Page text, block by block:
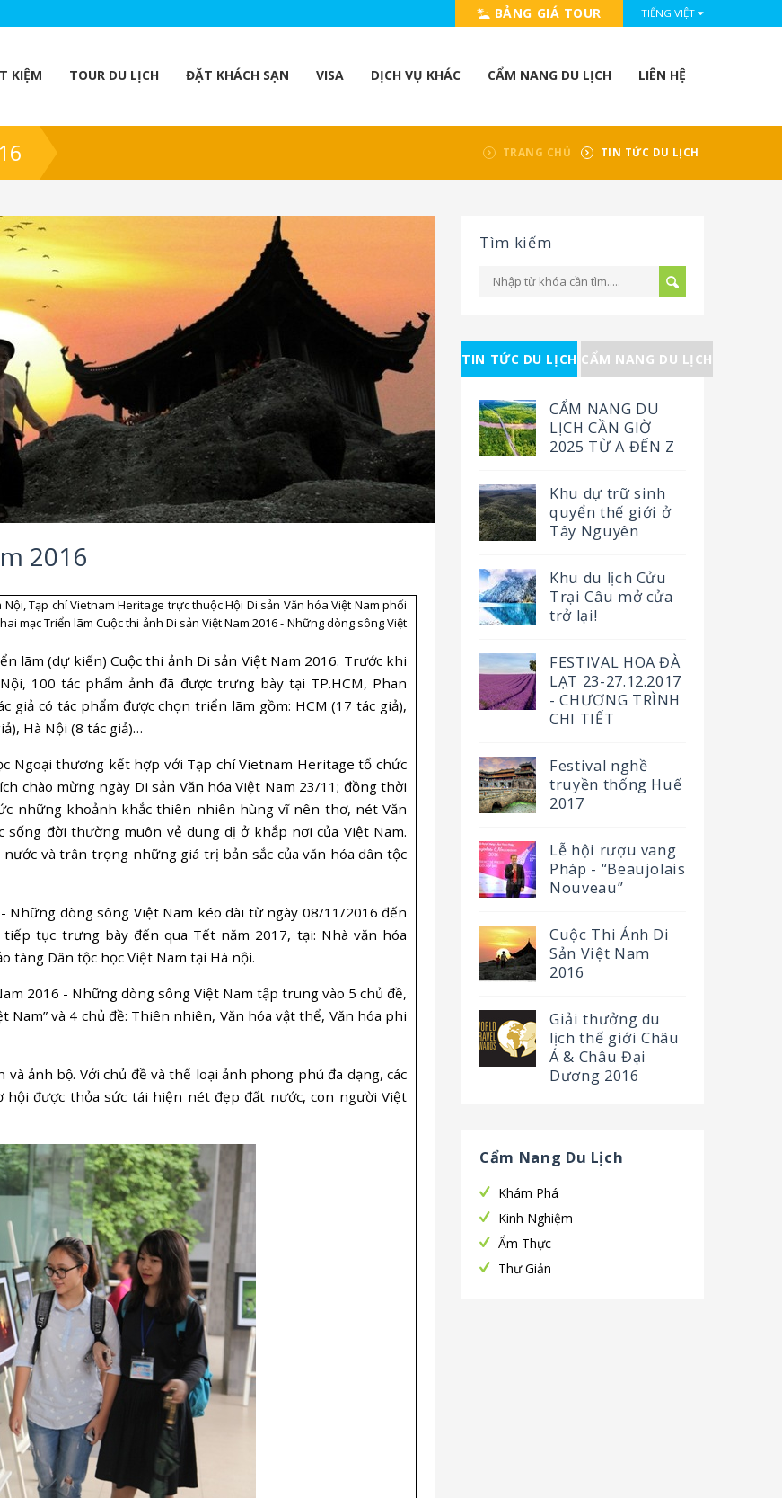
BẢNG GIÁ TOUR TIẾNG VIỆT
KIỆM TOUR DU LỊCH ĐẶT KHÁCH SẠN VISA DỊCH VỤ KHÁC CẨM NANG DU LỊCH LIÊN HỆ
TRANG CHỦ TIN TỨC DU LỊCH
2016
Tạp chí Vietnam Heritage trực thuộc Hội Di sản Văn hóa Việt Nam phối
mạc Triển lãm Cuộc thi ảnh Di sản Việt Nam 2016 - Những dòng sông Việt
lãm (dự kiến) Cuộc thi ảnh Di sản Việt Nam 2016. Trước khi
100 tác phẩm ảnh đã được trưng bày tại TP.HCM, Phan
có tác phẩm được chọn triển lãm gồm: HCM (17 tác giả),
Hà Nội (8 tác giả)…
thương kết hợp với Tạp chí Vietnam Heritage tổ chức
chào mừng ngày Di sản Văn hóa Việt Nam 23/11; đồng thời
những khoảnh khắc thiên nhiên hùng vĩ nên thơ, nét Văn
sống đời thường muôn vẻ dung dị ở khắp nơi của Việt Nam.
và trân trọng những giá trị bản sắc của văn hóa dân tộc
dòng sông Việt Nam kéo dài từ ngày 08/11/2016 đến
tục trưng bày đến qua Tết năm 2017, tại: Nhà văn hóa
tàng Dân tộc học Việt Nam tại Hà nội.
2016 - Những dòng sông Việt Nam tập trung vào 5 chủ đề,
Nam” và 4 chủ đề: Thiên nhiên, Văn hóa vật thể, Văn hóa phi
ảnh bộ. Với chủ đề và thể loại ảnh phong phú đa dạng, các
hội được thỏa sức tái hiện nét đẹp đất nước, con người Việt
Tìm kiếm
TIN TỨC DU LỊCH CẨM NANG DU LỊCH
CẨM NANG DU
LỊCH CẦN GIỜ
2025 TỪ A ĐẾN Z
Khu dự trữ sinh
quyển thế giới ở
Tây Nguyên
Khu du lịch Cửu
Trại Câu mở cửa
trở lại!
FESTIVAL HOA ĐÀ
LẠT 23-27.12.2017
- CHƯƠNG TRÌNH
CHI TIẾT
Festival nghề
truyền thống Huế
2017
Lễ hội rượu vang
Pháp - “Beaujolais
Nouveau”
Cuộc Thi Ảnh Di
Sản Việt Nam
2016
Giải thưởng du
lịch thế giới Châu
Á & Châu Đại
Dương 2016
Cẩm Nang Du Lịch
Khám Phá
Kinh Nghiệm
Ẩm Thực
Thư Giản